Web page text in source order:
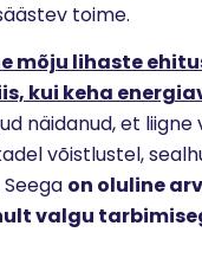
toime.
mõju lihaste
kui keha
näidanud, et
võistlustel,
Seega on oluline
valgu